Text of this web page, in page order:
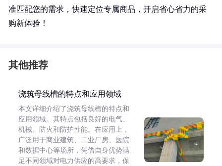
准匹配您的需求，快速定位专属商品，开启省心省力的采
购新体验！
其他推荐
浇筑母线槽的特点和应用领域
本文详细介绍了浇筑母线槽的特点和
应用领域。其特点包括良好的电气、
机械、防火和防护性能。在应用上，
广泛用于商业建筑、工业厂房、医院
和数据中心等场所，凭借自身优势满
足不同领域对电力供应的高要求，保